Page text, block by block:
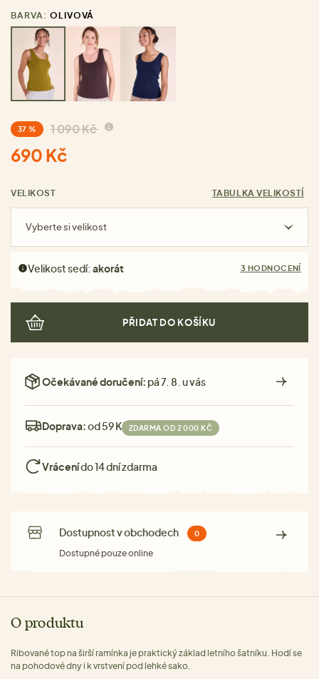
BARVA: OLIVOVÁ
37 % 1 090 Kč
690 Kč
VELIKOST TABULKA VELIKOSTÍ
Vyberte si velikost
Velikost sedí:akorát 3 HODNOCENÍ
PŘIDAT DO KOŠÍKU
Očekávané doručení: pá 7. 8. u vás
Doprava:od 59 Kč ZDARMA OD 2 000 KČ
Vrácenído 14 dní zdarma
Dostupnost v obchodech 0
Dostupné pouze online
O produktu
Ribované top na širší ramínka je praktický základ letního šatníku. Hodí se
na pohodové dny i k vrstvení pod lehké sako.